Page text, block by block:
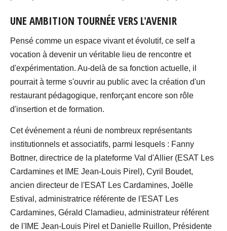
UNE AMBITION TOURNÉE VERS L'AVENIR
Pensé comme un espace vivant et évolutif, ce self a
vocation à devenir un véritable lieu de rencontre et
d'expérimentation. Au-delà de sa fonction actuelle, il
pourrait à terme s'ouvrir au public avec la création d'un
restaurant pédagogique, renforçant encore son rôle
d'insertion et de formation.
Cet événement a réuni de nombreux représentants
institutionnels et associatifs, parmi lesquels : Fanny
Bottner, directrice de la plateforme Val d'Allier (ESAT Les
Cardamines et IME Jean-Louis Pirel), Cyril Boudet,
ancien directeur de l'ESAT Les Cardamines, Joëlle
Estival, administratrice référente de l'ESAT Les
Cardamines, Gérald Clamadieu, administrateur référent
de l'IME Jean-Louis Pirel et Danielle Ruillon, Présidente